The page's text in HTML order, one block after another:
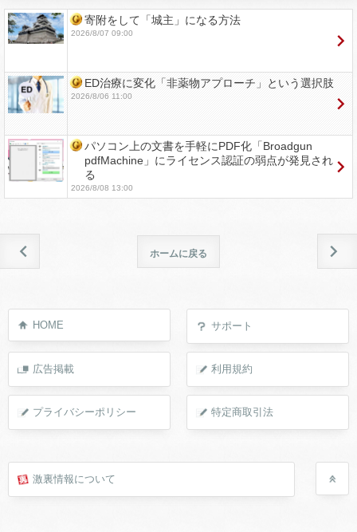
寄附をして「城主」になる方法
2026/8/07 09:00
ED治療に変化「非薬物アプローチ」という選択肢
2026/8/06 11:00
パソコン上の文書を手軽にPDF化「Broadgun
pdfMachine」にライセンス認証の弱点が発見され
る
2026/8/08 13:00
ホームに戻る
HOME サポート
広告掲載 利用規約
プライバシーポリシー 特定商取引法
激裏情報について